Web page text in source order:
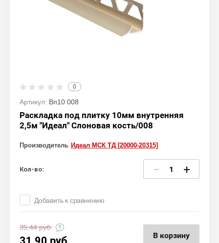
0
Артикул: Вп10 008
Раскладка под плитку 10мм внутренняя
2,5м "Идеал" Слоновая кость/008
Производитель Идеал МСК ТД [20000-20315]
Кол-во: − +
Добавить к сравнению
35,44руб.
В корзину